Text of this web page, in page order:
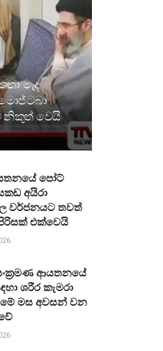
මැද
නිකුත් වෙයි
පෝට්
අයිරා
වර්ජනයට තවත්
එක්වෙයි
ආයතනයේ
ශරීර කැමරා
මේ මස අවසන් වන